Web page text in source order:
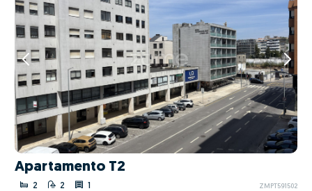
Apartamento T2
2 2 1 ZMPT591502